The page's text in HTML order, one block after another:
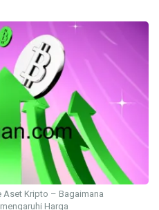
Kripto – Bagaimana
Harga